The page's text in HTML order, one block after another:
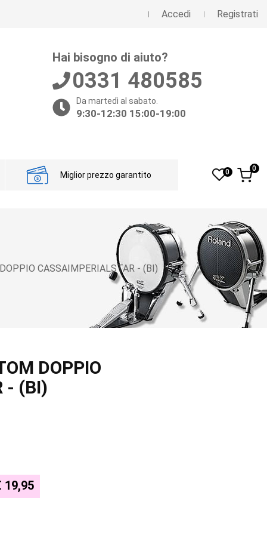
Accedi Registrati
Hai bisogno di aiuto?
0331 480585
Da martedì al sabato.
9:30-12:30 15:00-19:00
Miglior prezzo garantito 0 0
CASSAIMPERIALSTAR - (BI)
DOPPIO
- (BI)
19,95